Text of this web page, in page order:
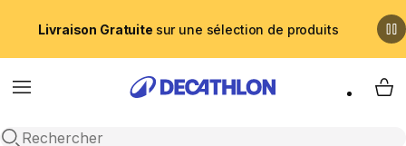
Livraison Gratuite sur une sélection de produits
Menu
Recherche ouverte
My